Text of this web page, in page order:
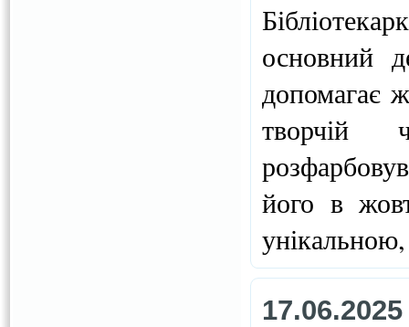
основний
допомагає
творчій
його в
17.06.2025